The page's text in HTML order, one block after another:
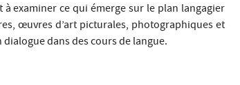
examiner ce qui émerge sur le plan langagier
œuvres d’art picturales, photographiques et
dans des cours de langue.